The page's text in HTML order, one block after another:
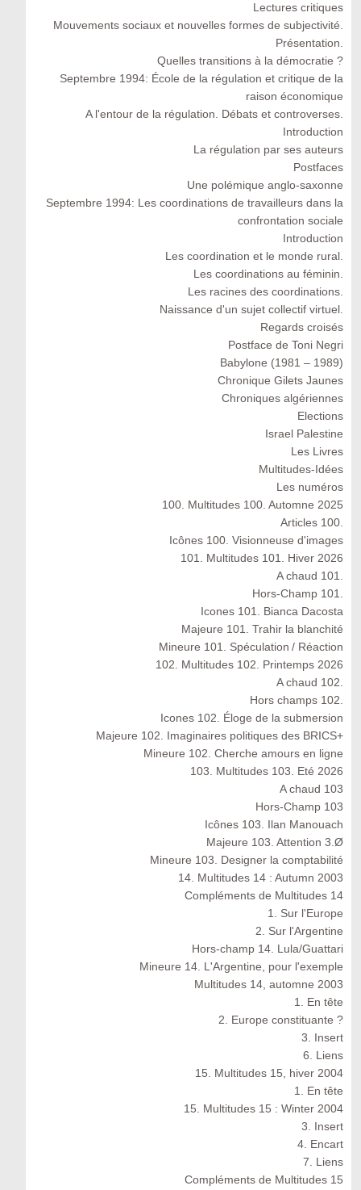
Lectures critiques
Mouvements sociaux et nouvelles formes de subjectivité.
Présentation.
Quelles transitions à la démocratie ?
Septembre 1994: École de la régulation et critique de la
raison économique
A l'entour de la régulation. Débats et controverses.
Introduction
La régulation par ses auteurs
Postfaces
Une polémique anglo-saxonne
Septembre 1994: Les coordinations de travailleurs dans la
confrontation sociale
Introduction
Les coordination et le monde rural.
Les coordinations au féminin.
Les racines des coordinations.
Naissance d'un sujet collectif virtuel.
Regards croisés
Postface de Toni Negri
Babylone (1981 – 1989)
Chronique Gilets Jaunes
Chroniques algériennes
Elections
Israel Palestine
Les Livres
Multitudes-Idées
Les numéros
100. Multitudes 100. Automne 2025
Articles 100.
Icônes 100. Visionneuse d'images
101. Multitudes 101. Hiver 2026
A chaud 101.
Hors-Champ 101.
Icones 101. Bianca Dacosta
Majeure 101. Trahir la blanchité
Mineure 101. Spéculation / Réaction
102. Multitudes 102. Printemps 2026
A chaud 102.
Hors champs 102.
Icones 102. Éloge de la submersion
Majeure 102. Imaginaires politiques des BRICS+
Mineure 102. Cherche amours en ligne
103. Multitudes 103. Eté 2026
A chaud 103
Hors-Champ 103
Icônes 103. Ilan Manouach
Majeure 103. Attention 3.Ø
Mineure 103. Designer la comptabilité
14. Multitudes 14 : Autumn 2003
Compléments de Multitudes 14
1. Sur l'Europe
2. Sur l'Argentine
Hors-champ 14. Lula/Guattari
Mineure 14. L'Argentine, pour l'exemple
Multitudes 14, automne 2003
1. En tête
2. Europe constituante ?
3. Insert
6. Liens
15. Multitudes 15, hiver 2004
1. En tête
15. Multitudes 15 : Winter 2004
3. Insert
4. Encart
7. Liens
Compléments de Multitudes 15